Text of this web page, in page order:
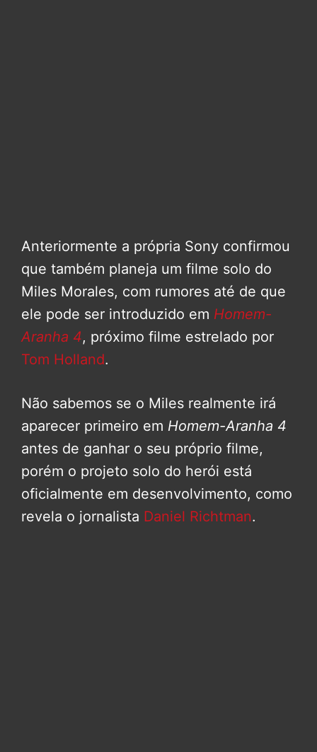
Anteriormente a própria Sony confirmou
que também planeja um filme solo do
Miles Morales, com rumores até de que
ele pode ser introduzido em Homem-
Aranha 4, próximo filme estrelado por
Tom Holland.
Não sabemos se o Miles realmente irá
aparecer primeiro em Homem-Aranha 4
antes de ganhar o seu próprio filme,
porém o projeto solo do herói está
oficialmente em desenvolvimento, como
revela o jornalista Daniel Richtman.